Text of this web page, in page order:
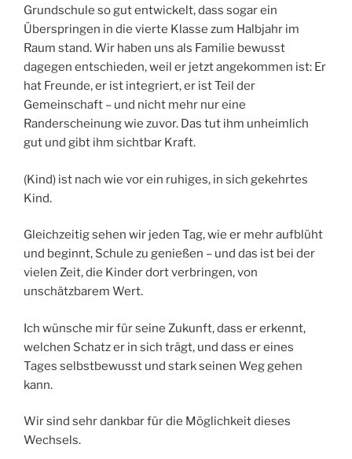
Grundschule so gut entwickelt, dass sogar ein
Überspringen in die vierte Klasse zum Halbjahr im
Raum stand. Wir haben uns als Familie bewusst
dagegen entschieden, weil er jetzt angekommen ist: Er
hat Freunde, er ist integriert, er ist Teil der
Gemeinschaft – und nicht mehr nur eine
Randerscheinung wie zuvor. Das tut ihm unheimlich
gut und gibt ihm sichtbar Kraft.
(Kind) ist nach wie vor ein ruhiges, in sich gekehrtes
Kind.
Gleichzeitig sehen wir jeden Tag, wie er mehr aufblüht
und beginnt, Schule zu genießen – und das ist bei der
vielen Zeit, die Kinder dort verbringen, von
unschätzbarem Wert.
Ich wünsche mir für seine Zukunft, dass er erkennt,
welchen Schatz er in sich trägt, und dass er eines
Tages selbstbewusst und stark seinen Weg gehen
kann.
Wir sind sehr dankbar für die Möglichkeit dieses
Wechsels.